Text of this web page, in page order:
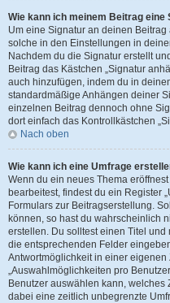
Wie kann ich meinem Beitrag eine
Um eine Signatur an deinen
solche in den Einstellungen in
Nachdem du die Signatur erstellt
Beitrag das Kästchen „Signatur
auch hinzufügen, indem du in
standardmäßige Anhängen deiner
einzelnen Beitrag dennoch ohne
dort einfach das Kontrollkästchen
Nach oben
Wie kann ich eine Umfrage
Wenn du ein neues Thema
bearbeitest, findest du ein Register
Formulars zur Beitragserstellung.
können, so hast du wahrscheinlich
erstellen. Du solltest einen Titel
die entsprechenden Felder
Antwortmöglichkeit in einer
„Auswahlmöglichkeiten pro
Benutzer auswählen kann,
dabei eine zeitlich unbegrenzte